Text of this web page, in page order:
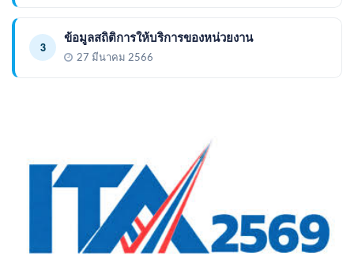
3
ข้อมูลสถิติการให้บริการของหน่วยงาน
27 มีนาคม 2566